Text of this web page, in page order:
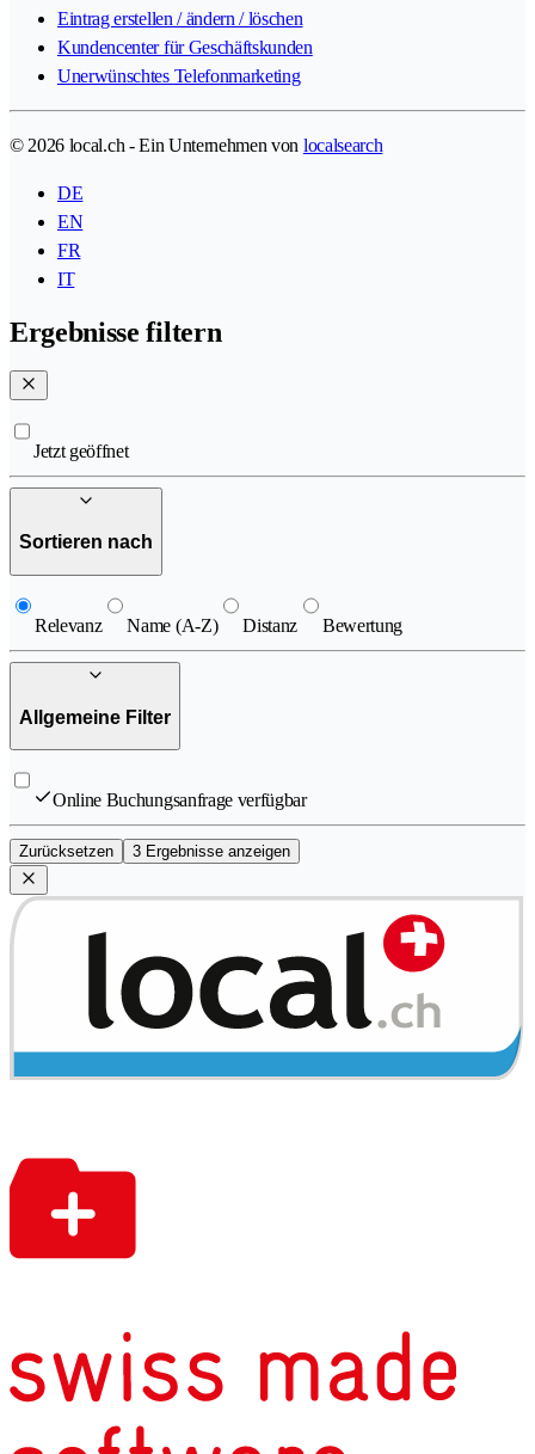
Eintrag erstellen / ändern / löschen
Kundencenter für Geschäftskunden
Unerwünschtes Telefonmarketing
© 2026 local.ch - Ein Unternehmen von localsearch
DE
EN
FR
IT
Ergebnisse filtern
Jetzt geöffnet
Sortieren nach
Relevanz Name (A-Z) Distanz Bewertung
Allgemeine Filter
Online Buchungsanfrage verfügbar
Zurücksetzen 3 Ergebnisse anzeigen